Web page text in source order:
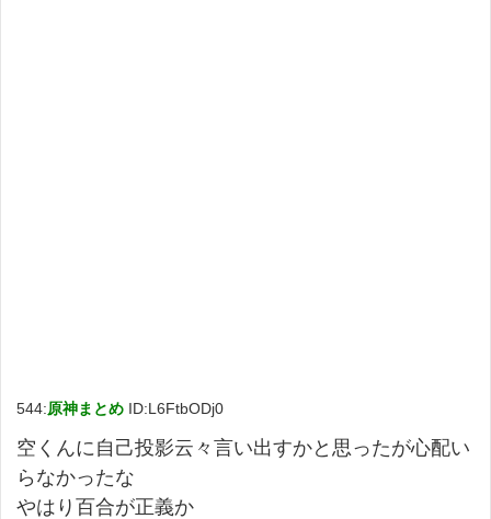
544:原神まとめ ID:L6FtbODj0
空くんに自己投影云々言い出すかと思ったが心配い
らなかったな
やはり百合が正義か